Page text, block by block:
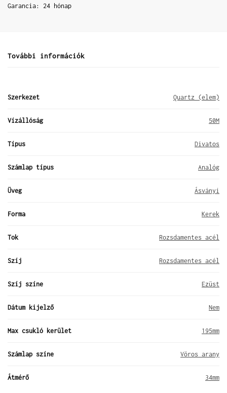
Garancia: 24 hónap
További információk
Szerkezet Quartz (elem)
Vízállóság 50M
Típus Divatos
Számlap típus Analóg
Üveg Ásványi
Forma Kerek
Tok Rozsdamentes acél
Szíj Rozsdamentes acél
Szíj színe Ezüst
Dátum kijelző Nem
Max csukló kerület 195mm
Számlap színe Vöros arany
Átmérő 34mm